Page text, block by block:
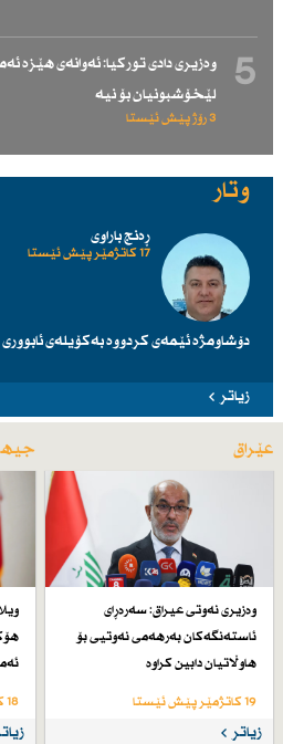
5
وەزیری دادی توركیا: ئەوانەی هێزە
لێخۆشبونیان بۆ نیە
3 رۆژ پێش ئێستا
وتار
ڕەنج باراوی
17 کاتژمێر پێش ئێستا
دۆشاومژە ئێمەی کردووە بەکۆیلەی ئابووری
زیاتر
عێراق
وەزیری نەوتی عیراق: سەرەڕای
ئاستەنگەكان بەرهەمی نەوتیی بۆ
هاوڵاتیان دابین كراوە
19 کاتژمێر پێش ئێستا
زیاتر
18 کاتژمێر پێش ئێستا